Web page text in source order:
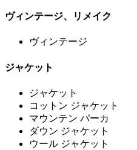
ヴィンテージ、リメイク
ヴィンテージ
ジャケット
ジャケット
コットン ジャケット
マウンテン パーカ
ダウン ジャケット
ウール ジャケット